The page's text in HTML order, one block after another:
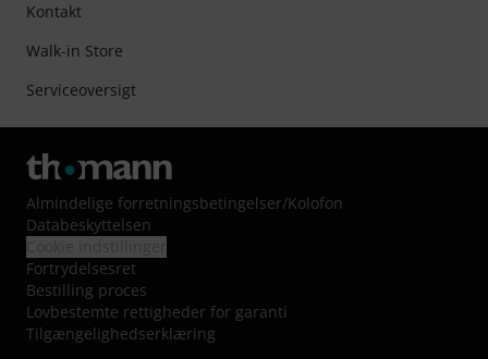
Kontakt
Walk-in Store
Serviceoversigt
Almindelige forretningsbetingelser/Kolofon
Databeskyttelsen
Fortrydelsesret
Bestilling proces
Lovbestemte rettigheder for garanti
Tilgængelighedserklæring